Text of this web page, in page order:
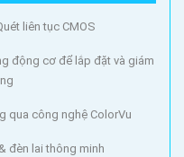
liên tục CMOS
động cơ để lắp đặt và giám
qua công nghệ ColorVu
đèn lai thông minh